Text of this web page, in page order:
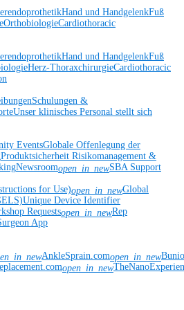
Hand und HandgelenkFuß
OrthobiologieCardiothoracic
Hand und HandgelenkFuß
Herz-ThoraxchirurgieCardiothoracic
Schulungen &
Unser klinisches Personal stellt sich
EventsGlobale Offenlegung der
Produktsicherheit Risikomanagement &
Newsroomopen_in_newSBA Support
for Use)open_in_newGlobal
Unique Device Identifier
Requestsopen_in_newRep
App
AnkleSprain.comopen_in_new
open_in_new